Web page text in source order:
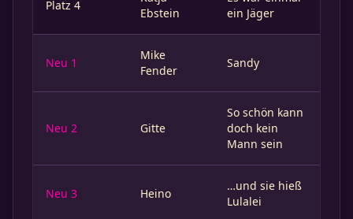
Platz 4
Ebstein
ein Jäger
Neu 1
Mike
Fender
Sandy
Neu 2 Gitte
So schön kann
doch kein
Mann sein
Neu 3 Heino
…und sie hieß
Lulalei